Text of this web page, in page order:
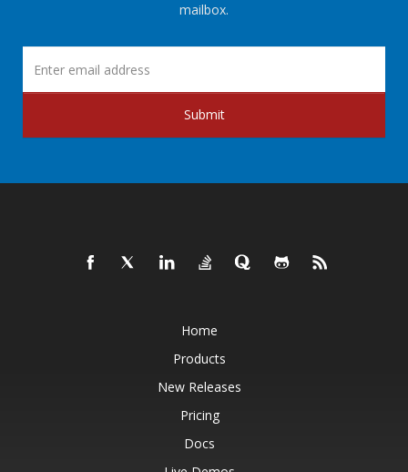
mailbox.
Submit
Home
Products
New Releases
Pricing
Docs